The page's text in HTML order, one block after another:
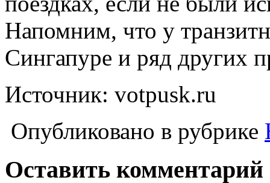
Напомним, что у
Сингапуре и ряд других
Источник: votpusk.ru
Опубликовано в рубрике
Оставить комментарий